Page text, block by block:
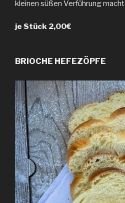
kleinen süßen Verführung macht
je Stück 2,00€
BRIOCHE HEFEZÖPFE